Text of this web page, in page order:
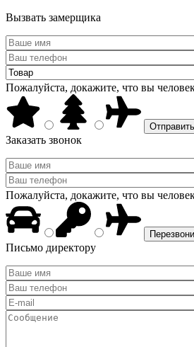
Вызвать замерщика
Пожалуйста, докажите, что вы
Заказать звонок
Пожалуйста, докажите, что вы
Письмо директору